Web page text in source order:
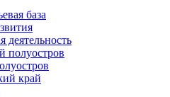
база
деятельность
полуостров
край